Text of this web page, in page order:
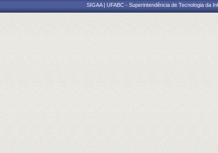
SIGAA | UFABC - Superintendência de Tecnologia da